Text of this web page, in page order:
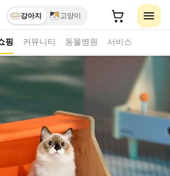
강아지 고양이
핑 커뮤니티 동물병원 서비스